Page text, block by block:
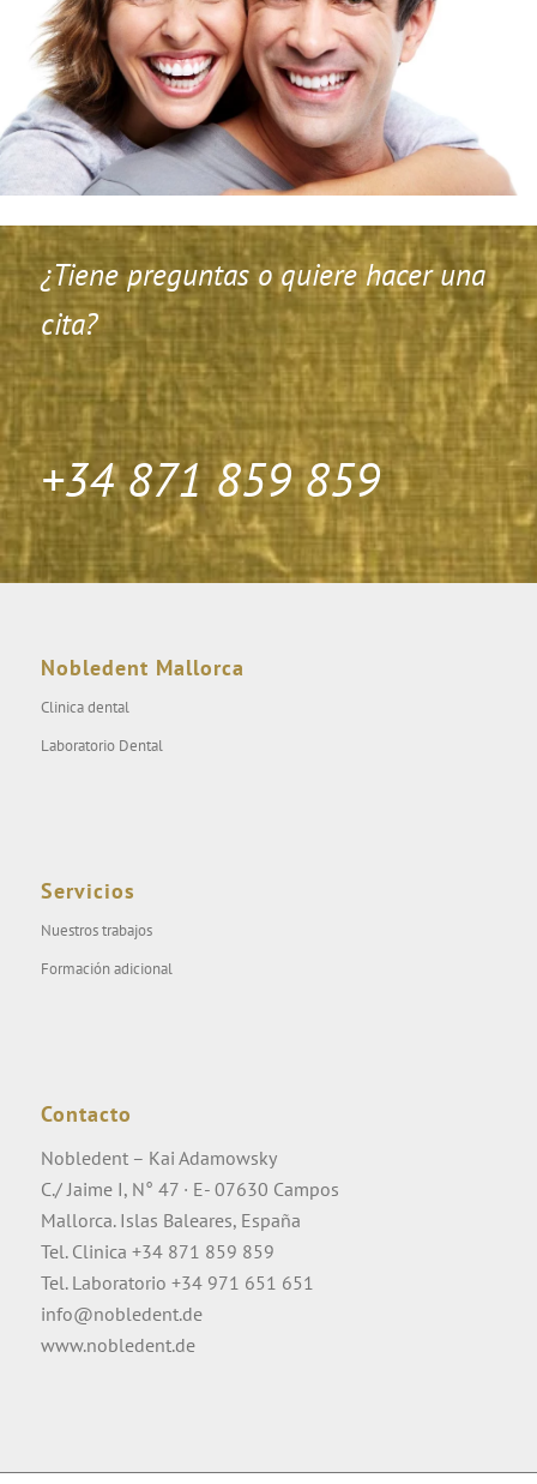
¿Tiene preguntas o quiere hacer una
cita?
+34 871 859 859
Nobledent Mallorca
Clinica dental
Laboratorio Dental
Servicios
Nuestros trabajos
Formación adicional
Contacto
Nobledent – Kai Adamowsky
C./ Jaime I, N° 47 · E- 07630 Campos
Mallorca. Islas Baleares, España
Tel. Clinica +34 871 859 859
Tel. Laboratorio +34 971 651 651
info@nobledent.de
www.nobledent.de